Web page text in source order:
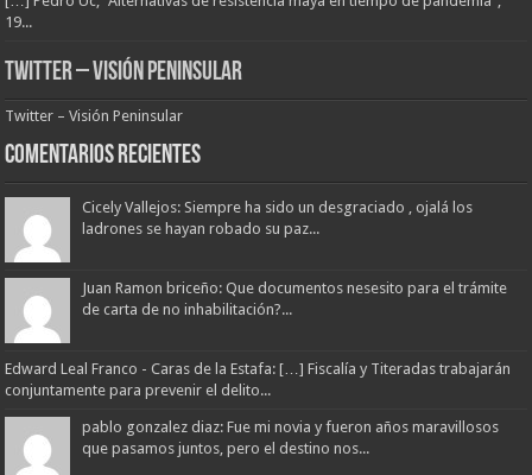
19...
Twitter – Visión Peninsular
Twitter – Visión Peninsular
Comentarios Recientes
Cicely Vallejos: Siempre ha sido un desgraciado , ojalá los
ladrones se hayan robado su paz...
Juan Ramon briceño: Que documentos nesesito para el trámite
de carta de no inhabilitación?...
Edward Leal Franco - Caras de la Estafa: […] Fiscalía y Titeradas trabajarán
conjuntamente para prevenir el delito...
pablo gonzalez diaz: Fue mi novia y fueron años maravillosos
que pasamos juntos, pero el destino nos...